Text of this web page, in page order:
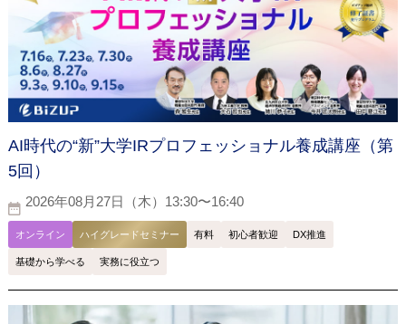
AI時代の“新”大学IRプロフェッショナル養成講座（第
5回）
2026年08月27日（木）13:30〜16:40
オンライン ハイグレードセミナー 有料 初心者歓迎 DX推進
基礎から学べる 実務に役立つ